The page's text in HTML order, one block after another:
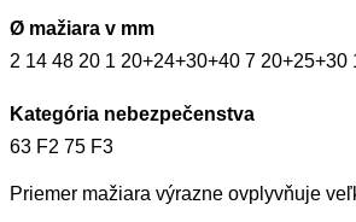
Ø mažiara v mm
2 14 48 20 1 20+24+30+40 7 20+25+30
Kategória nebezpečenstva
63 F2 75 F3
Priemer mažiara výrazne ovplyvňuje